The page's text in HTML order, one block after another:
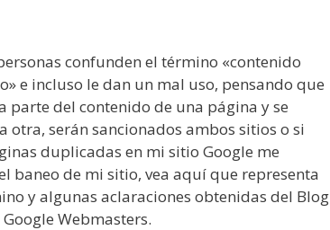
confunden el término «contenido
e incluso le dan un mal uso, pensando que
parte del contenido de una página y se
otra, serán sancionados ambos sitios o si
duplicadas en mi sitio Google me
baneo de mi sitio, vea aquí que representa
y algunas aclaraciones obtenidas del Blog
Webmasters.